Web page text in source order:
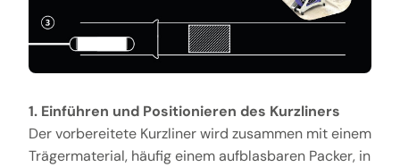
1. Einführen und Positionieren des Kurzliners
Der vorbereitete Kurzliner wird zusammen mit einem
Trägermaterial, häufig einem aufblasbaren Packer, in